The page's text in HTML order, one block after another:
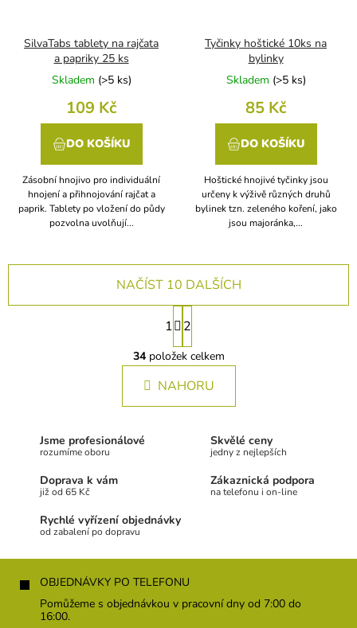
SilvaTabs tablety na rajčata
a papriky 25 ks
Skladem (>5 ks)
109 Kč
DO KOŠÍKU
Zásobní hnojivo pro individuální
hnojení a přihnojování rajčat a
paprik. Tablety po vložení do půdy
pozvolna uvolňují...
Tyčinky hoštické 10ks na
bylinky
Skladem (>5 ks)
85 Kč
DO KOŠÍKU
Hoštické hnojivé tyčinky jsou
určeny k výživě různých druhů
bylinek tzn. zeleného koření, jako
jsou majoránka,...
v
l
á
d
y
i
s
u
NAČÍST 10 DALŠÍCH
S
t
r
á
n
k
1 2
34položek celkem
NAHORU
Jsme profesionálové
rozumíme oboru
Skvělé ceny
jedny z nejlepších
Doprava k vám
již od 65 Kč
Zákaznická podpora
na telefonu i on-line
Rychlé vyřízení objednávky
od zabalení po dopravu
Z
OBJEDNÁVKY PO TELEFONU
Pomůžeme s objednávkou v pracovní dny od 7:00 do
16:00.